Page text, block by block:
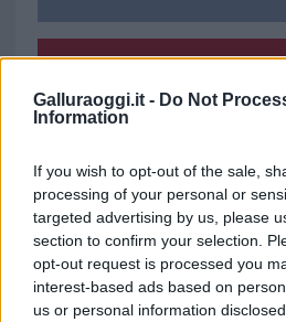
Galluraoggi.it - Do Not
Information
If you wish to opt-out of the sale,
processing of your personal or
targeted advertising by us, please
section to confirm your selection.
opt-out request is processed you
interest-based ads based on
us or personal information
i tuoi video
Ricevi le